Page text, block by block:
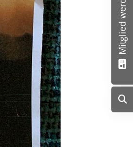
Mitglied werden!